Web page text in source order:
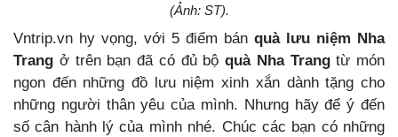
(Ảnh: ST).
Vntrip.vn hy vọng, với 5 điểm bán quà lưu niệm Nha
Trang ở trên bạn đã có đủ bộ quà Nha Trangtừ món
ngon đến những đồ lưu niệm xinh xắn dành tặng cho
những người thân yêu của mình. Nhưng hãy để ý đến
số cân hành lý của mình nhé. Chúc các bạn có những